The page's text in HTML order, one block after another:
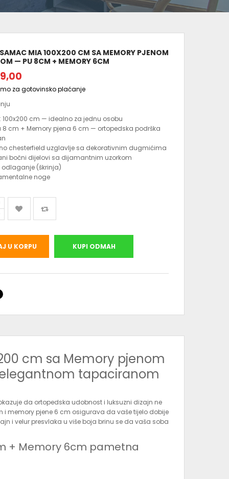
MIA 100X200 CM SA MEMORY PJENOM
— PU 8CM + MEMORY 6CM
za gotovinsko plaćanje
100x200 cm — idealno za jednu osobu
8 cm + Memory pjena 6 cm — ortopedska podrška
chesterfield uzglavlje sa dekorativnim dugmićima
bočni dijelovi sa dijamantnim uzorkom
odlaganje (škrinja)
noge
U KORPU KUPI ODMAH
cm sa Memory pjenom
tapaciranom
da ortopedska udobnost i luksuzni dizajn ne
i memory pjene 6 cm osigurava da vaše tijelo dobije
i velur presvlaka u više boja brinu se da vaša soba
+ Memory 6cm pametna